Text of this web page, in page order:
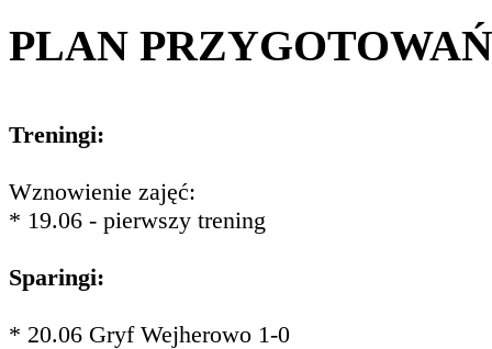
PLAN PRZYGOTOWAŃ
Treningi:
Wznowienie zajęć:
* 19.06 - pierwszy trening
Sparingi:
* 20.06 Gryf Wejherowo 1-0